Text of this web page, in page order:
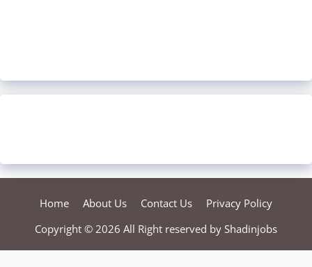
Home About Us Contact Us
Privacy Policy
Copyright © 2026 All Right reserved by Shadinjobs